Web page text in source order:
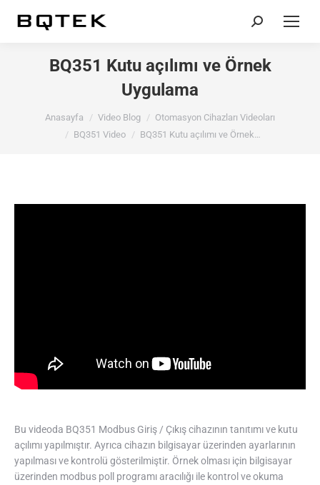
Search:
BQ351 Kutu açılımı ve Örnek
Uygulama
Anasayfa Video Blog
Otomasyon Cihazları Videoları
BQ351 Video
BQ351 Kutu açılımı ve Örnek…
Bu videoda BQ351 Modbus Giriş / Çıkış cihazının tanıtımı ve kutu
açılımı yapılmıştır. Ayrıca cihazın bilgisayar üzerinden ayarlarının
yapılması ve kontrolü gösterilmiştir. Örnek olması için bilgisayar
üzerinden modbus poll programı aracılığı ile kontrol ve okuma